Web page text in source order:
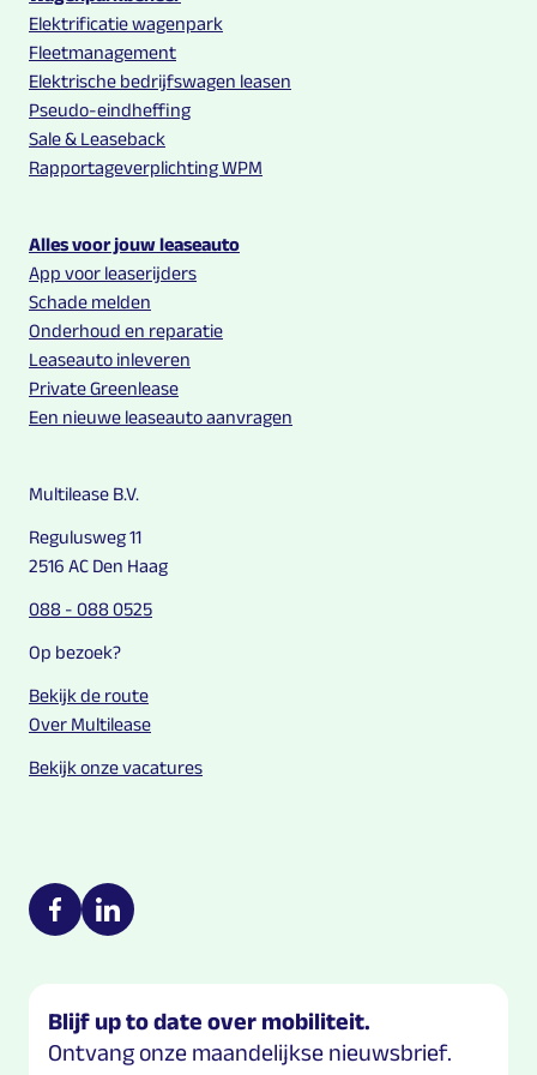
Elektrificatie wagenpark
Fleetmanagement
Elektrische bedrijfswagen leasen
Pseudo-eindheffing
Sale & Leaseback
Rapportageverplichting WPM
Alles voor jouw leaseauto
App voor leaserijders
Schade melden
Onderhoud en reparatie
Leaseauto inleveren
Private Greenlease
Een nieuwe leaseauto aanvragen
Multilease B.V.
Regulusweg 11
2516 AC Den Haag
088 - 088 0525
Op bezoek?
Bekijk de route
Over Multilease
Bekijk onze vacatures
Multilease on social media
https://nl-nl.facebook.com/Multilease/
https://www.linkedin.com/company/multilease
Blijf up to date over mobiliteit.
Ontvang onze maandelijkse nieuwsbrief.